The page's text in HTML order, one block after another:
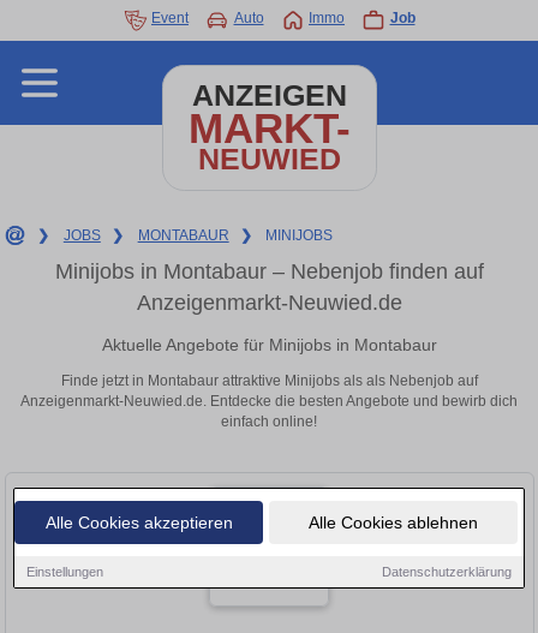
Alle Cookies akzeptieren Alle Cookies ablehnen
Einstellungen Datenschutzerklärung
Event Auto Immo Job
ANZEIGEN
MARKT-
NEUWIED
❯ JOBS ❯ MONTABAUR ❯ MINIJOBS
Minijobs in Montabaur – Nebenjob finden auf
Anzeigenmarkt-Neuwied.de
Aktuelle Angebote für Minijobs in Montabaur
Finde jetzt in Montabaur attraktive Minijobs als als Nebenjob auf
Anzeigenmarkt-Neuwied.de. Entdecke die besten Angebote und bewirb dich
einfach online!